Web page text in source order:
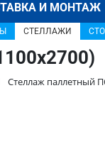
И МОНТАЖ
СТЕЛЛАЖИ
Стеллаж паллетный